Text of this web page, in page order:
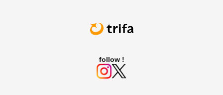
follow !